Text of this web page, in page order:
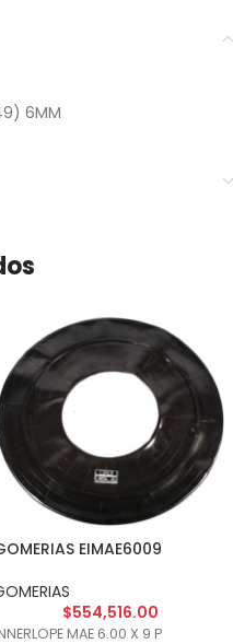
6MM
EIMAE6009
$554,516.00
MAE 6.00 X 9 P